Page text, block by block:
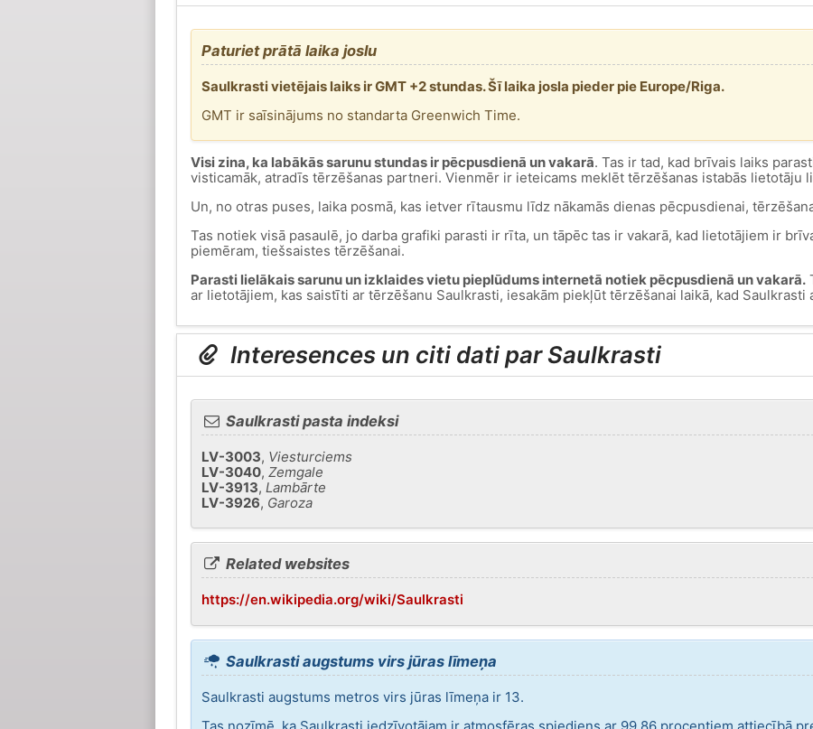
Paturiet prātā laika joslu
Saulkrasti vietējais laiks ir GMT +2 stundas. Šī laika josla pieder pie Europe/Riga.
GMT ir saīsinājums no standarta Greenwich Time.
Visi zina, ka labākās sarunu stundas ir pēcpusdienā un vakarā. Tas ir tad, kad brīvais laiks
visticamāk, atradīs tērzēšanas partneri. Vienmēr ir ieteicams meklēt tērzēšanas istabās lietotāju
Un, no otras puses, laika posmā, kas ietver rītausmu līdz nākamās dienas pēcpusdienai,
Tas notiek visā pasaulē, jo darba grafiki parasti ir rīta, un tāpēc tas ir vakarā, kad lietotājiem ir
piemēram, tiešsaistes tērzēšanai.
Parasti lielākais sarunu un izklaides vietu pieplūdums internetā notiek pēcpusdienā un vakarā.
ar lietotājiem, kas saistīti ar tērzēšanu Saulkrasti, iesakām piekļūt tērzēšanai laikā, kad Saulkrasti
Interesences un citi dati par Saulkrasti
Saulkrasti pasta indeksi
LV-3003, Viesturciems
LV-3040, Zemgale
LV-3913, Lambārte
LV-3926, Garoza
Related websites
https://en.wikipedia.org/wiki/Saulkrasti
Saulkrasti augstums virs jūras līmeņa
Saulkrasti augstums metros virs jūras līmeņa ir 13.
Tas nozīmē, ka Saulkrasti iedzīvotājam ir atmosfēras spiediens ar 99,86 procentiem attiecībā